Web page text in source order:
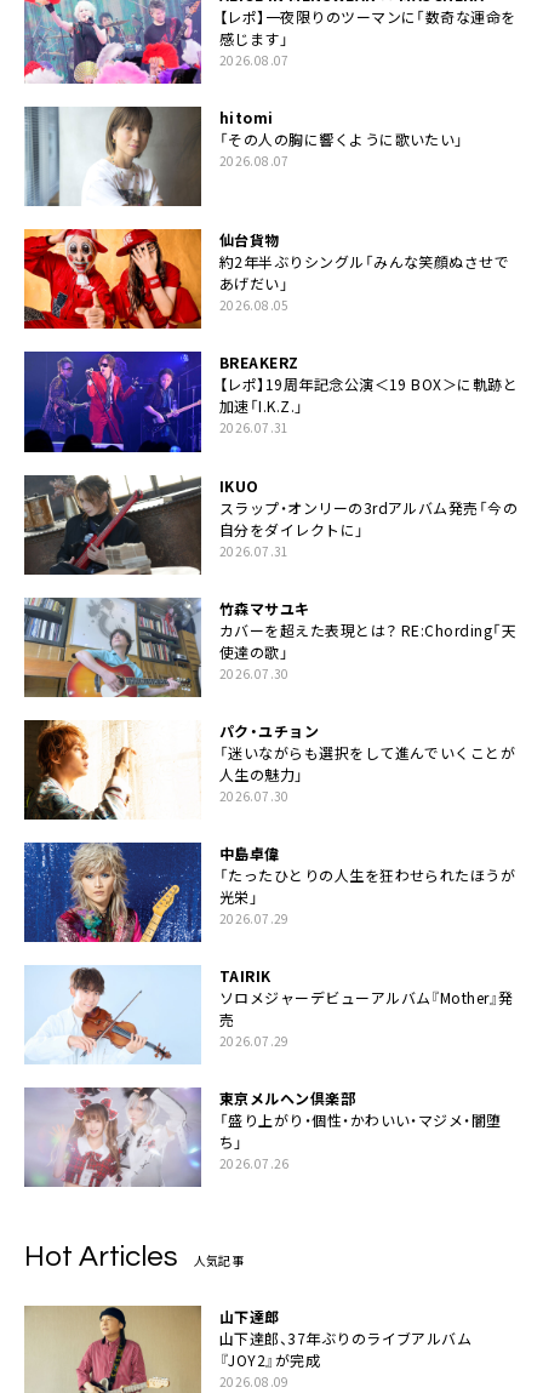
【レポ】一夜限りのツーマンに「数奇な運命を
感じます」
2026.08.07
hitomi
「その人の胸に響くように歌いたい」
2026.08.07
仙台貨物
約2年半ぶりシングル「みんな笑顔ぬさせで
あげだい」
2026.08.05
BREAKERZ
【レポ】19周年記念公演＜19 BOX＞に軌跡と
加速「I.K.Z.」
2026.07.31
IKUO
スラップ・オンリーの3rdアルバム発売「今の
自分をダイレクトに」
2026.07.31
竹森マサユキ
カバーを超えた表現とは？ RE:Chording「天
使達の歌」
2026.07.30
パク・ユチョン
「迷いながらも選択をして進んでいくことが
人生の魅力」
2026.07.30
中島卓偉
「たったひとりの人生を狂わせられたほうが
光栄」
2026.07.29
TAIRIK
ソロメジャーデビューアルバム『Mother』発
売
2026.07.29
東京メルヘン倶楽部
「盛り上がり・個性・かわいい・マジメ・闇堕
ち」
2026.07.26
Hot Articles 人気記事
山下達郎
山下達郎、37年ぶりのライブアルバム
『JOY2』が完成
2026.08.09